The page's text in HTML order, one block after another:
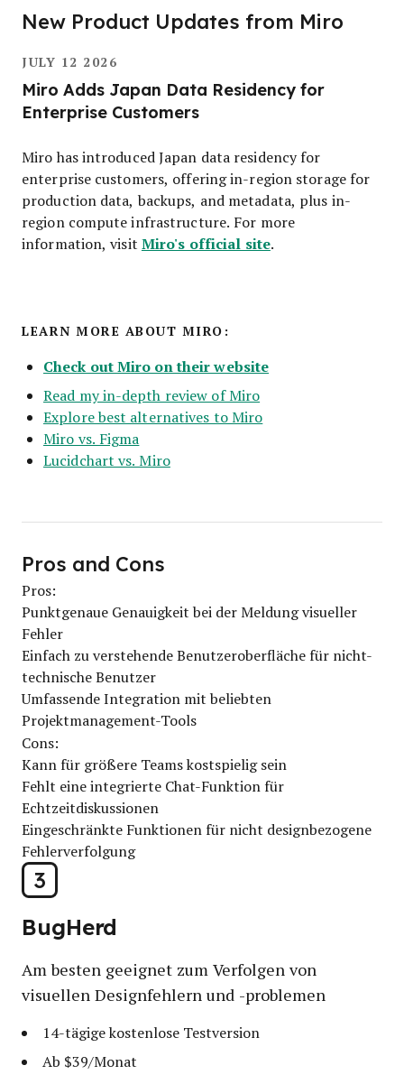
New Product Updates from Miro
JULY 12 2026
Miro Adds Japan Data Residency for
Enterprise Customers
Miro has introduced Japan data residency for
enterprise customers, offering in-region storage for
production data, backups, and metadata, plus in-
region compute infrastructure. For more
information, visit Miro's official site.
LEARN MORE ABOUT MIRO:
Check out Miro on their website
Read my in-depth review of Miro
Explore best alternatives to Miro
Miro vs. Figma
Lucidchart vs. Miro
3
BugHerd
Am besten geeignet zum Verfolgen von
visuellen Designfehlern und -problemen
14-tägige kostenlose Testversion
Ab $39/Monat
Pros and Cons
Pros:
Punktgenaue Genauigkeit bei der Meldung visueller
Fehler
Einfach zu verstehende Benutzeroberfläche für nicht-
technische Benutzer
Umfassende Integration mit beliebten
Projektmanagement-Tools
Cons:
Kann für größere Teams kostspielig sein
Fehlt eine integrierte Chat-Funktion für
Echtzeitdiskussionen
Eingeschränkte Funktionen für nicht designbezogene
Fehlerverfolgung